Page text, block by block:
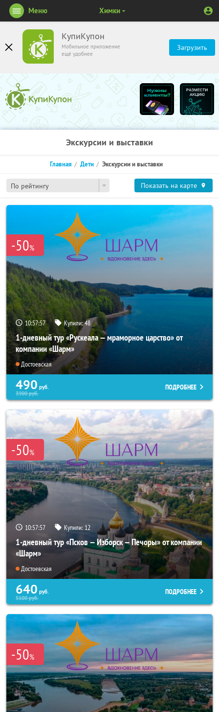
КупиКупон
Мобильное приложение
ещё удобнее
Загрузить
Меню Химки
Экскурсии и выставки
По рейтингу
Главная Дети Экскурсии и выставки
Показать на карте
-50%
10:57:56 Купили:48
1-дневный тур «Рускеала — мраморное царство» от
компании «Шарм»
Достоевская
490 руб.
3900руб.
ПОДРОБНЕЕ
-50%
10:57:56 Купили: 12
1-дневный тур «Псков — Изборск — Печоры» от компании
«Шарм»
Достоевская
640 руб.
5100руб.
ПОДРОБНЕЕ
-50%